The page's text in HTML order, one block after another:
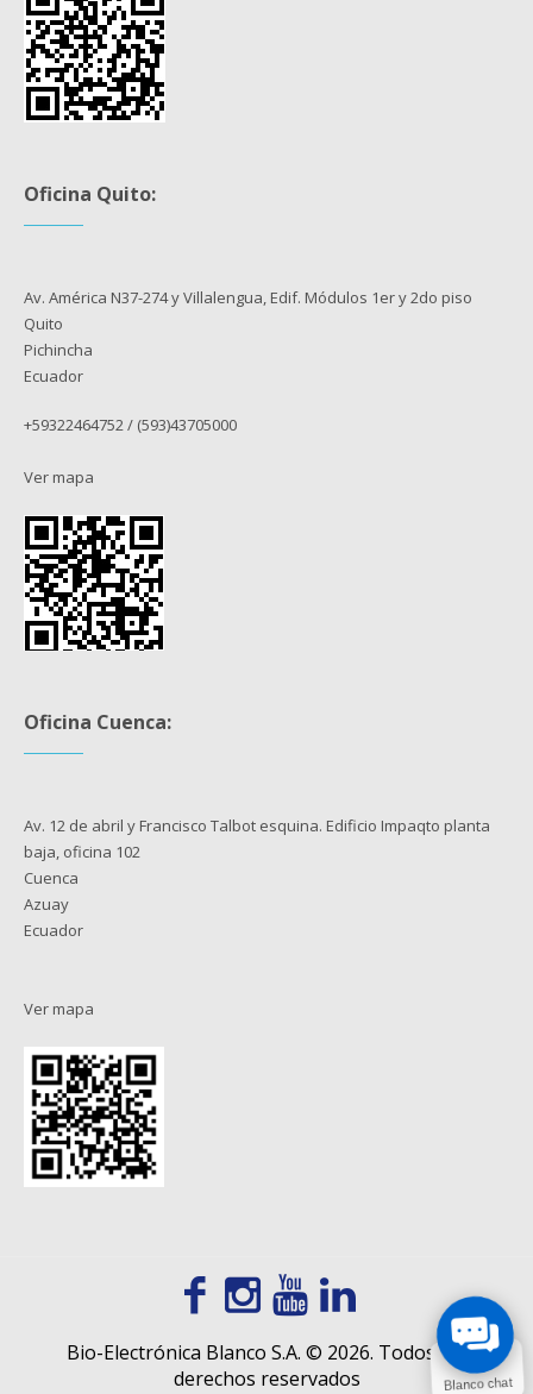
Oficina Quito:
Av. América N37-274 y Villalengua, Edif. Módulos 1er y 2do piso
Quito
Pichincha
Ecuador
+59322464752 / (593)43705000
Ver mapa
Oficina Cuenca:
Av. 12 de abril y Francisco Talbot esquina. Edificio Impaqto planta
baja, oficina 102
Cuenca
Azuay
Ecuador
Ver mapa
Bio-Electrónica Blanco S.A. © 2026. Todos los
derechos reservados